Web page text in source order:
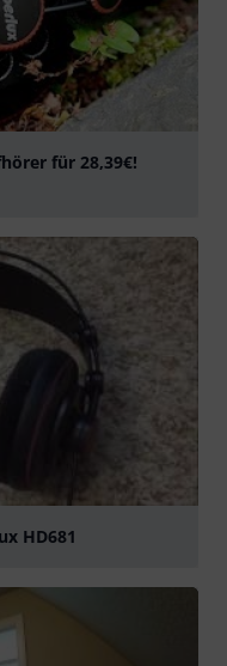
für 28,39€!
HD681